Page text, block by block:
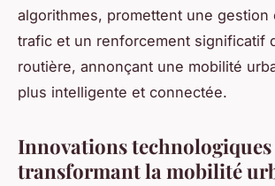
algorithmes, promettent une gestion
trafic et un renforcement significatif
routière, annonçant une mobilité
plus intelligente et connectée.
Innovations technologiques
transformant la mobilité